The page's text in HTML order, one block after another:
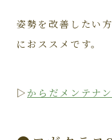
姿勢を改善したい
におススメです。
▷からだメンテナ